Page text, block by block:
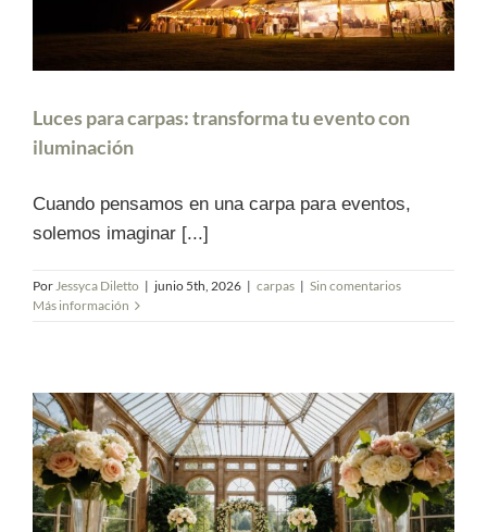
Luces para carpas: transforma tu evento con
iluminación
Cuando pensamos en una carpa para eventos,
solemos imaginar [...]
PorJessyca Diletto | junio 5th, 2026 | carpas | Sin comentarios
Más información